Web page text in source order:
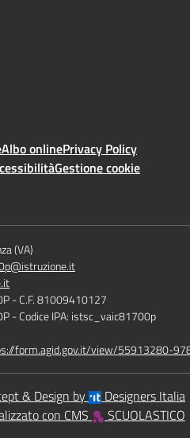
Albo onlinePrivacy Policy
Gestione cookie
(VA)
- C.F. 81009410127
- Codice IPA: istsc_vaic81700p
form.agid.gov.it/view/55913280-
& Design by
Designers Italia
con CMS
SCUOLASTICO